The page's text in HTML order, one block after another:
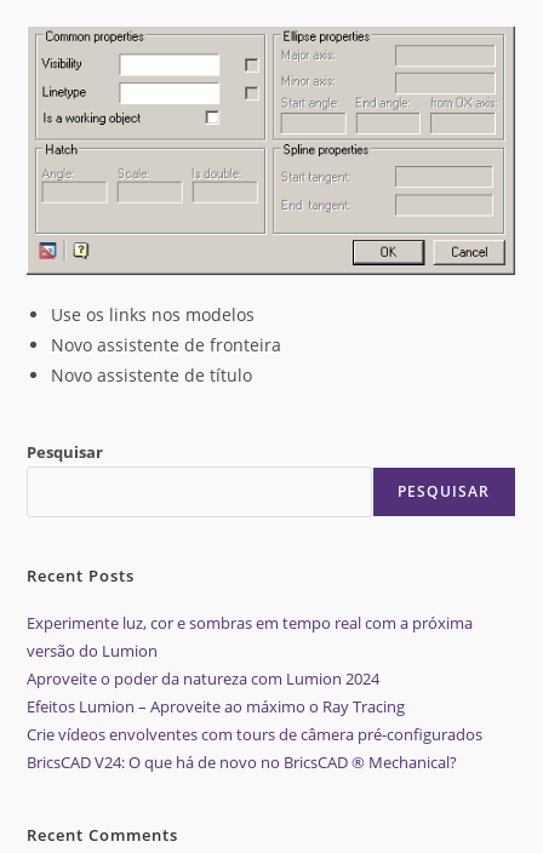
Use os links nos modelos
Novo assistente de fronteira
Novo assistente de título
Pesquisar
PESQUISAR
Recent Posts
Experimente luz, cor e sombras em tempo real com a próxima
versão do Lumion
Aproveite o poder da natureza com Lumion 2024
Efeitos Lumion – Aproveite ao máximo o Ray Tracing
Crie vídeos envolventes com tours de câmera pré-configurados
BricsCAD V24: O que há de novo no BricsCAD ® Mechanical?
Recent Comments